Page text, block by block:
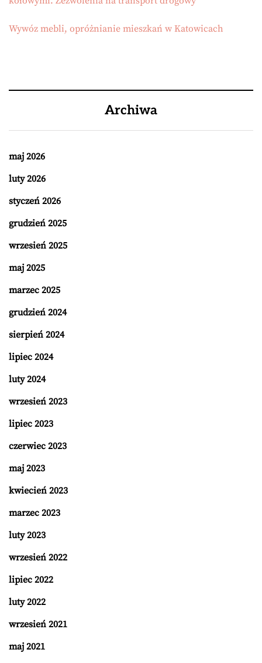
Wywóz mebli, opróżnianie mieszkań w Katowicach
Archiwa
maj 2026
luty 2026
styczeń 2026
grudzień 2025
wrzesień 2025
maj 2025
marzec 2025
grudzień 2024
sierpień 2024
lipiec 2024
luty 2024
wrzesień 2023
lipiec 2023
czerwiec 2023
maj 2023
kwiecień 2023
marzec 2023
luty 2023
wrzesień 2022
lipiec 2022
luty 2022
wrzesień 2021
maj 2021